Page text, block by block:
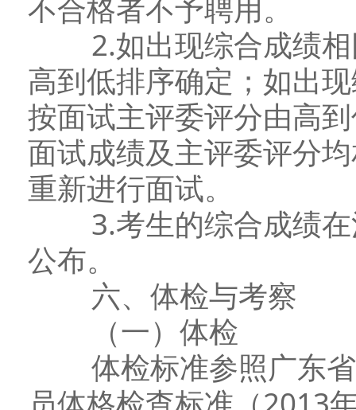
不合格者不予聘用。
2.如出现综合成绩相
高到低排序确定；如出
按面试主评委评分由高
面试成绩及主评委评分
重新进行面试。
3.考生的综合成绩在
公布。
六、体检与考察
（一）体检
体检标准参照广东省